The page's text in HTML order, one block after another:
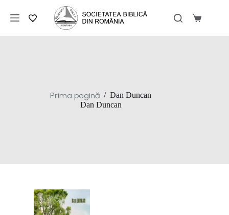
conținut
Coș
Prima pagină / Dan Duncan
Dan Duncan